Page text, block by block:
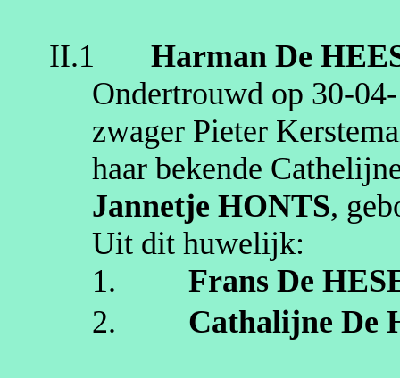
II.1 Harman De
Ondertrouwd op
zwager Pieter
haar bekende
Jannetje HONTS,
Uit dit huwelijk:
1.
Frans De
2.
Cathalijne De